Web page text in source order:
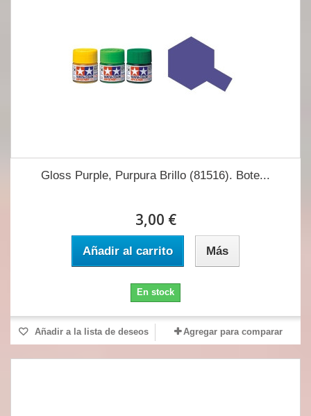
Gloss Purple, Purpura Brillo (81516). Bote...
3,00 €
Añadir al carrito Más
En stock
Añadir a la lista de deseos Agregar para comparar